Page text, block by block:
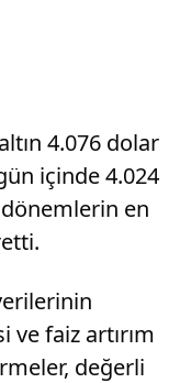
4.076 dolar
içinde 4.024
en
faiz artırım
değerli